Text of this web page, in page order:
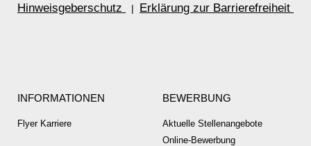
Hinweisgeberschutz | Erklärung zur Barrierefreiheit
INFORMATIONEN
Flyer Karriere
BEWERBUNG
Aktuelle Stellenangebote
Online-Bewerbung